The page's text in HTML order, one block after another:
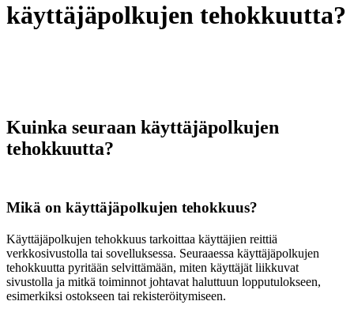
käyttäjäpolkujen tehokkuutta?
Kuinka seuraan käyttäjäpolkujen
tehokkuutta?
Mikä on käyttäjäpolkujen tehokkuus?
Käyttäjäpolkujen tehokkuus tarkoittaa käyttäjien reittiä
verkkosivustolla tai sovelluksessa. Seuraaessa käyttäjäpolkujen
tehokkuutta pyritään selvittämään, miten käyttäjät liikkuvat
sivustolla ja mitkä toiminnot johtavat haluttuun lopputulokseen,
esimerkiksi ostokseen tai rekisteröitymiseen.